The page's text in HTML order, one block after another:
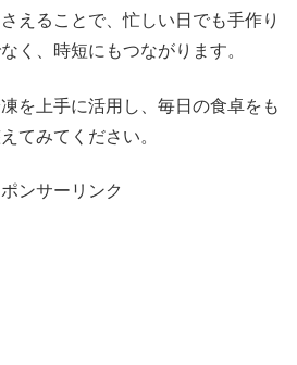
えることで、忙しい日でも手作り
く、時短にもつながります。
を上手に活用し、毎日の食卓をも
てみてください。
ンサーリンク